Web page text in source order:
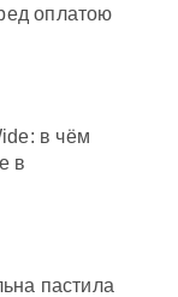
оплатою
в чём
в
пастила